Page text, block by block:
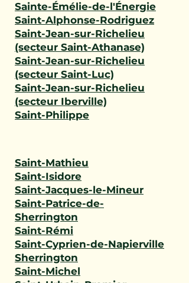
Sainte-Émélie-de-l'Énergie
Saint-Alphonse-Rodriguez
Saint-Jean-sur-Richelieu
(secteur Saint-Athanase)
Saint-Jean-sur-Richelieu
(secteur Saint-Luc)
Saint-Jean-sur-Richelieu
(secteur Iberville)
Saint-Philippe
Saint-Mathieu
Saint-Isidore
Saint-Jacques-le-Mineur
Saint-Patrice-de-
Sherrington
Saint-Rémi
Saint-Cyprien-de-Napierville
Sherrington
Saint-Michel